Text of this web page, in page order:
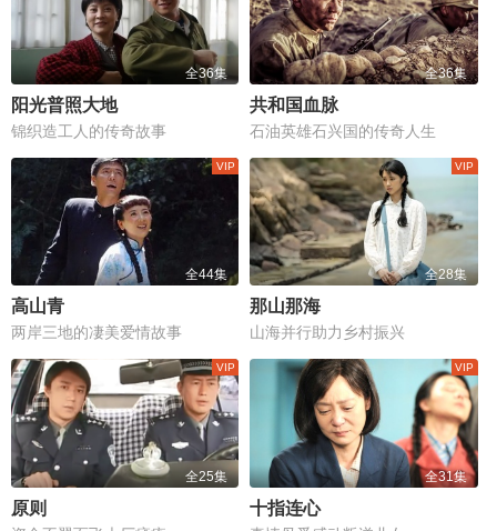
全36集
阳光普照大地
锦织造工人的传奇故事
全36集
共和国血脉
石油英雄石兴国的传奇人生
全44集
高山青
两岸三地的凄美爱情故事
全28集
那山那海
山海并行助力乡村振兴
全25集
原则
全31集
十指连心